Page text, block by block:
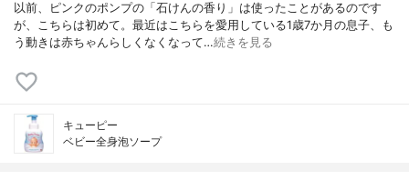
以前、ピンクのポンプの「石けんの香り」は使ったことがあるのです
が、こちらは初めて。最近はこちらを愛用している1歳7か月の息子、も
う動きは赤ちゃんらしくなくなって…続きを見る
キューピー
ベビー全身泡ソープ